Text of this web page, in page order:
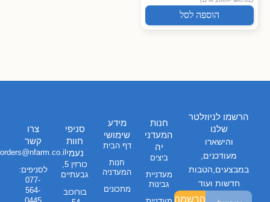
הוספה לסל
חנות
המעדני
יה
ביצים
מעדניית
גבינות
מידע
שימושי
דף הבית
חנות
המעדניה
מתכונים
סניפי
חוות
נעמי
כורזין 5,
גבעתיים
בורוכוב
צרו
קשר
orders@nfarm.co.il
לסניפים:
077-
564-
הרשמו לניוזלטר
שלנו
והישארו
מעודכנים,
במבצעים,הטבות
חדשות ועוד
הרשמה